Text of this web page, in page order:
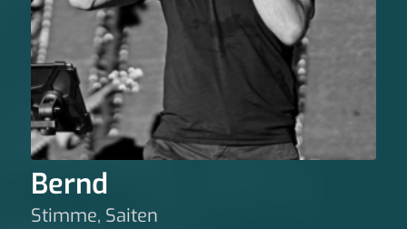
Bernd
Stimme, Saiten